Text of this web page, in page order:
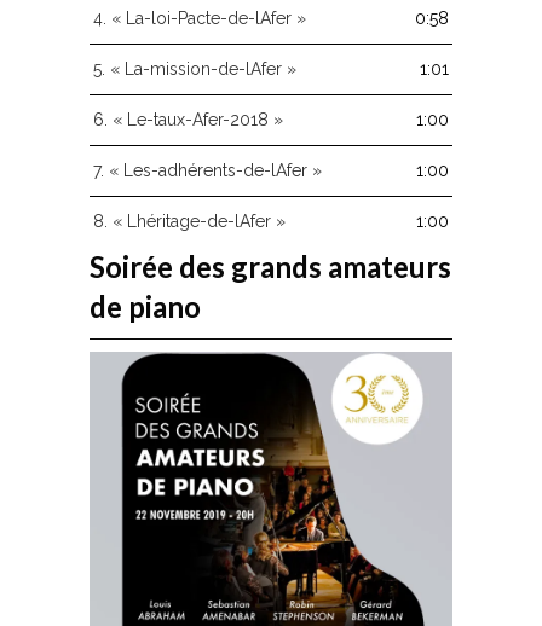
volume.
4. « La-loi-Pacte-de-lAfer » 0:58
5. « La-mission-de-lAfer » 1:01
6. « Le-taux-Afer-2018 » 1:00
7. « Les-adhérents-de-lAfer » 1:00
8. « Lhéritage-de-lAfer » 1:00
Soirée des grands amateurs
de piano